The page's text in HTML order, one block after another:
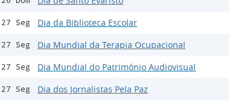
27 Seg Dia da Biblioteca Escolar
27 Seg Dia Mundial da Terapia Ocupacional
27 Seg Dia Mundial do Património Audiovisual
27 Seg Dia dos Jornalistas Pela Paz